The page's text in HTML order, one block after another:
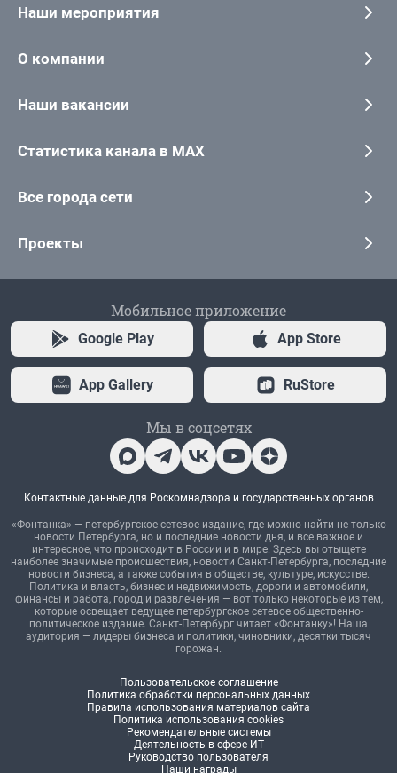
Наши мероприятия
О компании
Наши вакансии
Статистика канала в MAX
Все города сети
Проекты
Мобильное приложение
Google Play App Store
App Gallery RuStore
Мы в соцсетях
Контактные данные для Роскомнадзора и государственных органов
«Фонтанка» — петербургское сетевое издание, где можно найти не только
новости Петербурга, но и последние новости дня, и все важное и
интересное, что происходит в России и в мире. Здесь вы отыщете
наиболее значимые происшествия, новости Санкт-Петербурга, последние
новости бизнеса, а также события в обществе, культуре, искусстве.
Политика и власть, бизнес и недвижимость, дороги и автомобили,
финансы и работа, город и развлечения — вот только некоторые из тем,
которые освещает ведущее петербургское сетевое общественно-
политическое издание. Санкт-Петербург читает «Фонтанку»! Наша
аудитория — лидеры бизнеса и политики, чиновники, десятки тысяч
горожан.
Пользовательское соглашение
Политика обработки персональных данных
Правила использования материалов сайта
Политика использования cookies
Рекомендательные системы
Деятельность в сфере ИТ
Руководство пользователя
Наши награды